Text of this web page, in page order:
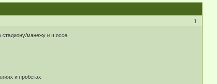
1
стадиону/манежу и шоссе.
и пробегах.